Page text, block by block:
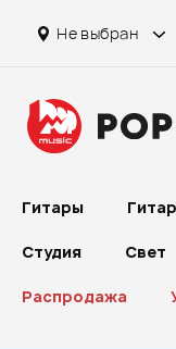
Не выбран
Гитары
Студия Свет
Распродажа